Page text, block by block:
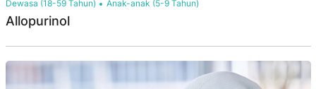
Dewasa (18-59 Tahun) Anak-anak (5-9 Tahun)
Allopurinol